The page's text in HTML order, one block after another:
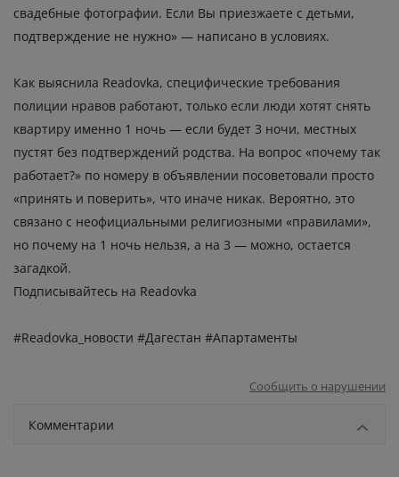
свадебные фотографии. Если Вы приезжаете с детьми,
подтверждение не нужно» — написано в условиях.
Как выяснила Readovka, специфические требования
полиции нравов работают, только если люди хотят снять
квартиру именно 1 ночь — если будет 3 ночи, местных
пустят без подтверждений родства. На вопрос «почему так
работает?» по номеру в объявлении посоветовали просто
«принять и поверить», что иначе никак. Вероятно, это
связано с неофициальными религиозными «правилами»,
но почему на 1 ночь нельзя, а на 3 — можно, остается
загадкой.
Подписывайтесь на Readovka
#Readovka_новости #Дагестан #Апартаменты
Сообщить о нарушении
Комментарии